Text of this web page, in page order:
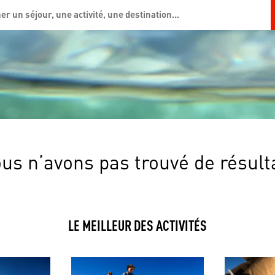
n’avons pas trouvé de
LE MEILLEUR DES ACTIVITÉS